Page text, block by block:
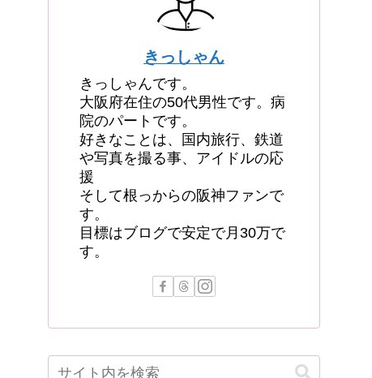
きっしゃん
きっしゃんです。
大阪府在住の50代男性です。病
院のパートです。
好きなことは、国内旅行、鉄道
や写真を撮る事、アイドルの応
援
そして根っからの阪神ファンで
す。
目標はブログで安定で月30万で
す。